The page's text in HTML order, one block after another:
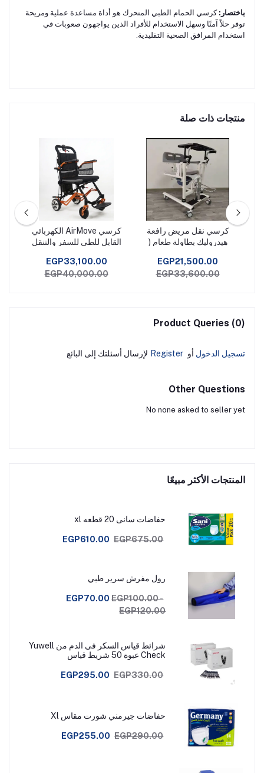
باختصار: كرسي الحمام الطبي المتحرك هو أداة مساعدة عملية ومريحة
توفر حلاً آمنًا وسهل الاستخدام للأفراد الذين يواجهون صعوبات في
استخدام المرافق الصحية التقليدية.
منتجات ذات صلة
كرسي نقل مريض رافعة
هيدروليك بطاولة طعام (
EGP21,500.00
EGP33,600.00
كرسي AirMove الكهربائي
القابل للطي للسفر والتنقل
EGP33,100.00
EGP40,000.00
Product Queries (0)
تسجيل الدخول أو Register لإرسال أسئلتك إلى البائع
Other Questions
No none asked to seller yet
المنتجات الأكثر مبيعًا
حفاضات سانى 20 قطعه xl
EGP610.00 EGP675.00
رول مفرش سرير طبي
EGP70.00 EGP100.00 -
EGP120.00
شرائط قياس السكر فى الدم من Yuwell
Check عبوة 50 شريط قياس
EGP295.00 EGP330.00
حفاضات جيرمني شورت مقاس Xl
EGP255.00 EGP290.00